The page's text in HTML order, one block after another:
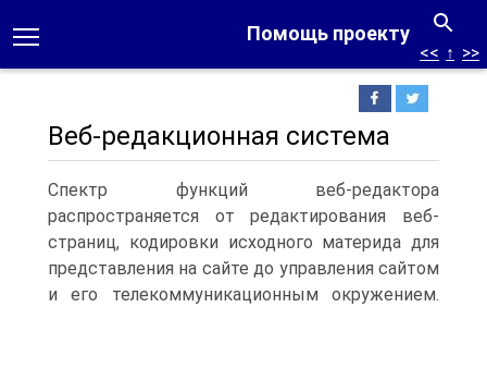
Помощь проекту
<< ↑ >>
Веб-редакционная система
Спектр функций веб-редактора
распространяется от редактирования веб-
страниц, кодировки исходного материда для
представле­ния на сайте до управления сайтом
и его телекоммуникационным окружением.